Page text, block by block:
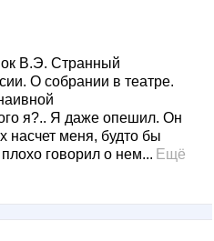
В.Э. Странный
О собрании в театре.
я?.. Я даже опешил. Он
насчет меня, будто бы
говорил о нем... Ещё